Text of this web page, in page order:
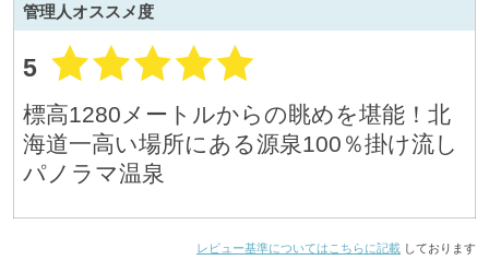
管理人オススメ度
5
標高1280メートルからの眺めを堪能！北
海道一高い場所にある源泉100％掛け流し
パノラマ温泉
レビュー基準についてはこちらに記載 しております